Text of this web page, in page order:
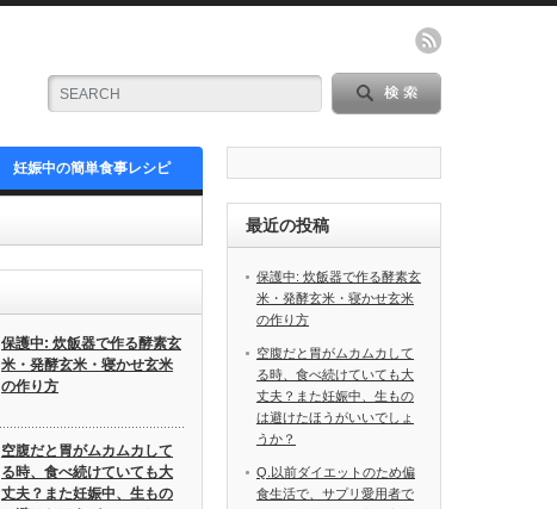
妊娠中の簡単食事レシピ
保護中: 炊飯器で作る酵素玄
米・発酵玄米・寝かせ玄米
の作り方
空腹だと胃がムカムカして
る時、食べ続けていても大
丈夫？また妊娠中、生もの
最近の投稿
保護中: 炊飯器で作る酵素玄
米・発酵玄米・寝かせ玄米
の作り方
空腹だと胃がムカムカして
る時、食べ続けていても大
丈夫？また妊娠中、生もの
は避けたほうがいいでしょ
うか？
Q.以前ダイエットのため偏
食生活で、サプリ愛用者で